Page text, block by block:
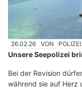
26.02.26 VON
Unsere Seepolizei
Bei der Revision
während sie auf Herz